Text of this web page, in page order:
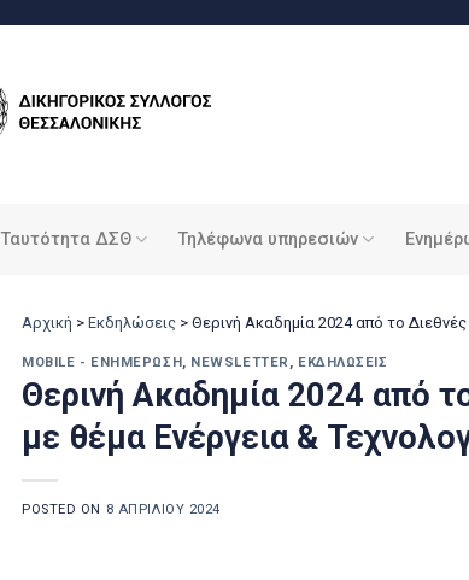
Ταυτότητα ΔΣΘ Τηλέφωνα υπηρεσιών
Αρχική > Εκδηλώσεις > Θερινή Ακαδημία 2024 από το
MOBILE - ΕΝΗΜΈΡΩΣΗ, NEWSLETTER , ΕΚΔΗΛΏΣΕΙΣ
Θερινή Ακαδημία 2024 από
με θέμα Ενέργεια &
POSTED ON 8 ΑΠΡΙΛΊΟΥ 2024